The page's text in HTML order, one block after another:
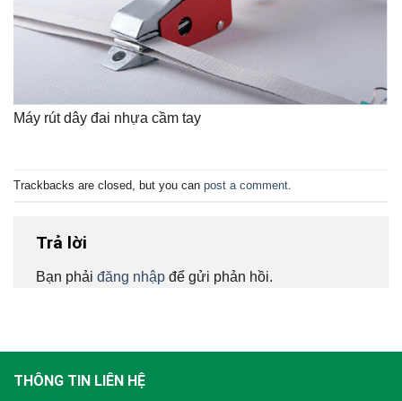
Máy rút dây đai nhựa cầm tay
Trackbacks are closed, but you can post a comment
Trả lời
Bạn phải đăng nhập để gửi phản hồi.
THÔNG TIN LIÊN HỆ